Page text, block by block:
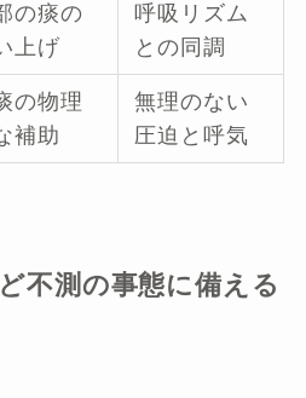
の痰の
上げ
呼吸リズム
との同調
の物理
補助
無理のない
圧迫と呼気
不測の事態に備える